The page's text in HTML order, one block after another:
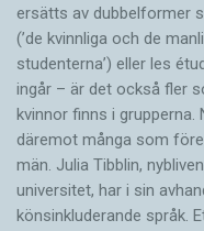
ersätts av dubbel­former
(’de kvinnliga och de
studenterna’) eller les
ingår – är det också fler
kvinnor finns i
där­emot många som
män. Julia Tibblin,
universitet, har i sin
könsinkluderande språk.